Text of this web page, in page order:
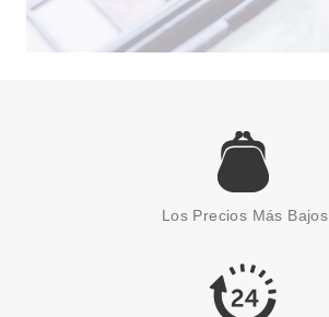
Los Precios Más Bajos